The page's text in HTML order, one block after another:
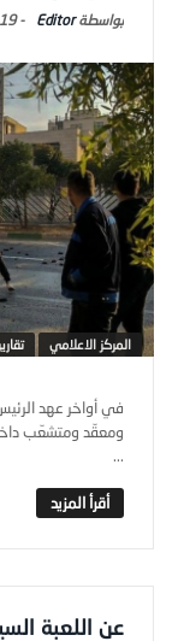
Editor
-19 يوليو,2020
المركز الاعلامي تقارير
في أواخر عهد
ومعقّد ومتشعّب داخل
...
عن اللعبة